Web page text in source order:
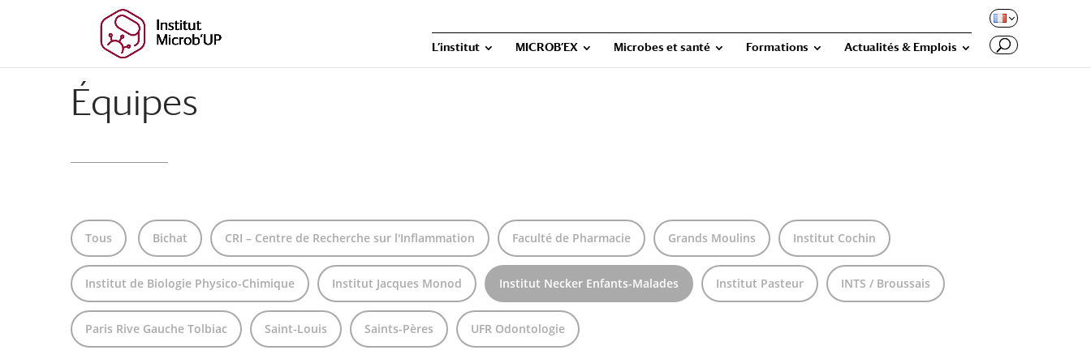
principal
navigation
L’institut MICROB’EX Microbes et santé Formations Actualités & Emplois
Équipes
Tous Bichat CRI – Centre de Recherche sur l'Inflammation Faculté de Pharmacie Grands Moulins Institut Cochin
Institut de Biologie Physico-Chimique Institut Jacques Monod Institut Necker Enfants-Malades Institut Pasteur INTS / Broussais
Paris Rive Gauche Tolbiac Saint-Louis Saints-Pères UFR Odontologie